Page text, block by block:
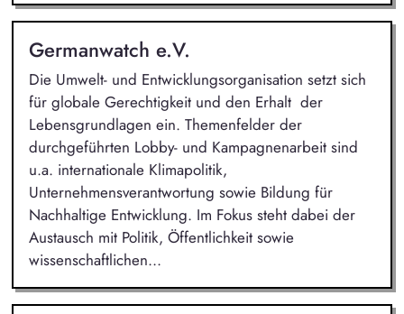
Germanwatch e.V.
Die Umwelt- und Entwicklungsorganisation setzt sich
für globale Gerechtigkeit und den Erhalt der
Lebensgrundlagen ein. Themenfelder der
durchgeführten Lobby- und Kampagnenarbeit sind
u.a. internationale Klimapolitik,
Unternehmensverantwortung sowie Bildung für
Nachhaltige Entwicklung. Im Fokus steht dabei der
Austausch mit Politik, Öffentlichkeit sowie
wissenschaftlichen...